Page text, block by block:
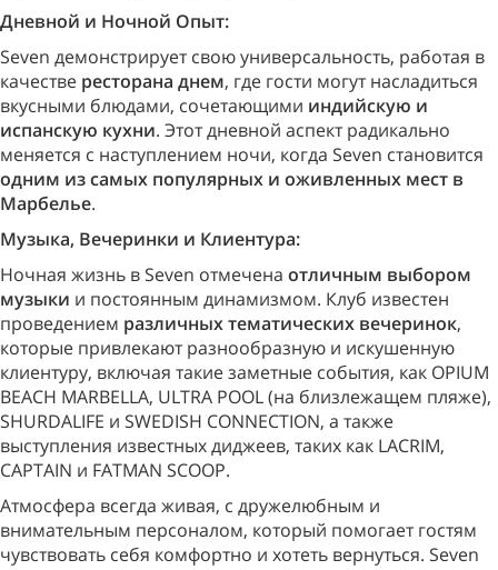
Дневной и Ночной Опыт:
Seven демонстрирует свою универсальность, работая в
качестве ресторана днем, где гости могут насладиться
вкусными блюдами, сочетающими индийскую и
испанскую кухни. Этот дневной аспект радикально
меняется с наступлением ночи, когда Seven становится
одним из самых популярных и оживленных мест в
Марбелье.
Музыка, Вечеринки и Клиентура:
Ночная жизнь в Seven отмечена отличным выбором
музыки и постоянным динамизмом. Клуб известен
проведением различных тематических вечеринок,
которые привлекают разнообразную и искушенную
клиентуру, включая такие заметные события, как OPIUM
BEACH MARBELLA, ULTRA POOL (на близлежащем пляже),
SHURDALIFE и SWEDISH CONNECTION, а также
выступления известных диджеев, таких как LACRIM,
CAPTAIN и FATMAN SCOOP.
Атмосфера всегда живая, с дружелюбным и
внимательным персоналом, который помогает гостям
чувствовать себя комфортно и хотеть вернуться. Seven